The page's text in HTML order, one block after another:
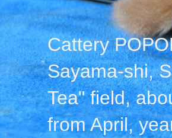
Cattery
Sayama-shi,
Tea" field,
from April,